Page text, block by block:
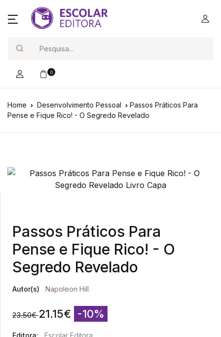
0
Home Desenvolvimento Pessoal
Passos Práticos Para
Pense e Fique Rico! - O Segredo Revelado
Passos Práticos Para
Pense e Fique Rico! - O
Segredo Revelado
Autor(s) Napoleon Hill
23.50€ 21.15€ -10%